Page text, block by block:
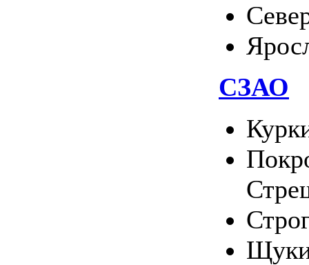
СЗАО